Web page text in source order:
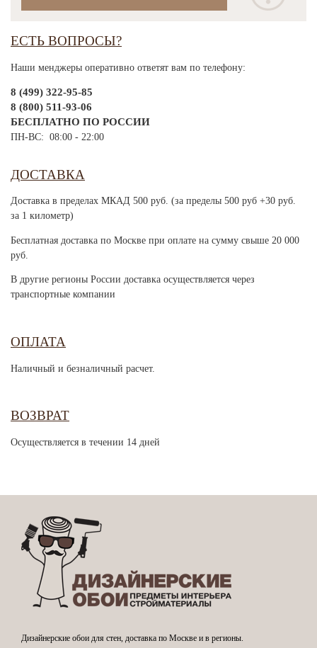
ЕСТЬ ВОПРОСЫ?
Наши менджеры оперативно ответят вам по телефону:
8 (499) 322-95-85
8 (800) 511-93-06
БЕСПЛАТНО ПО РОССИИ
ПН-ВС: 08:00 - 22:00
ДОСТАВКА
Доставка в пределах МКАД 500 руб. (за пределы 500 руб +30 руб.
за 1 километр)
Бесплатная доставка по Москве при оплате на сумму свыше 20 000
руб.
В другие регионы России доставка осуществляется через
транспортные компании
ОПЛАТА
Наличный и безналичный расчет.
ВОЗВРАТ
Осуществляется в течении 14 дней
Дизайнерские обои для стен, доставка по Москве и в регионы.